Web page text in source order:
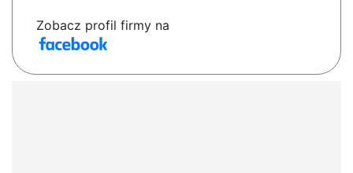
Zobacz profil firmy na